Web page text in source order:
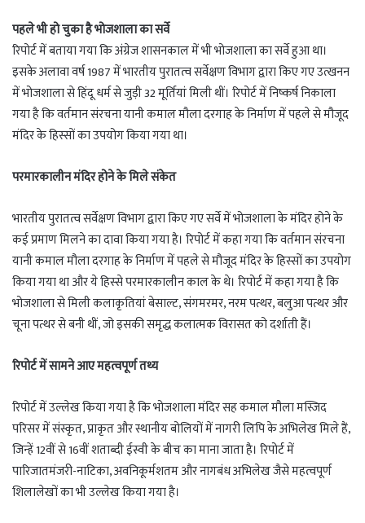
पहले भी हो चुका है भोजशाला का सर्वे
रिपोर्ट में बताया गया कि अंग्रेज शासनकाल में भी भोजशाला का सर्वे हुआ था।
इसके अलावा वर्ष 1987 में भारतीय पुरातत्व सर्वेक्षण विभाग द्वारा किए गए उत्खनन
में भोजशाला से हिंदू धर्म से जुड़ी 32 मूर्तियां मिली थीं। रिपोर्ट में निष्कर्ष निकाला
गया है कि वर्तमान संरचना यानी कमाल मौला दरगाह के निर्माण में पहले से मौजूद
मंदिर के हिस्सों का उपयोग किया गया था।
परमारकालीन मंदिर होने के मिले संकेत
भारतीय पुरातत्व सर्वेक्षण विभाग द्वारा किए गए सर्वे में भोजशाला के मंदिर होने के
कई प्रमाण मिलने का दावा किया गया है। रिपोर्ट में कहा गया कि वर्तमान संरचना
यानी कमाल मौला दरगाह के निर्माण में पहले से मौजूद मंदिर के हिस्सों का उपयोग
किया गया था और ये हिस्से परमारकालीन काल के थे। रिपोर्ट में कहा गया है कि
भोजशाला से मिली कलाकृतियां बेसाल्ट, संगमरमर, नरम पत्थर, बलुआ पत्थर और
चूना पत्थर से बनी थीं, जो इसकी समृद्ध कलात्मक विरासत को दर्शाती हैं।
रिपोर्ट में सामने आए महत्वपूर्ण तथ्य
रिपोर्ट में उल्लेख किया गया है कि भोजशाला मंदिर सह कमाल मौला मस्जिद
परिसर में संस्कृत, प्राकृत और स्थानीय बोलियों में नागरी लिपि के अभिलेख मिले हैं,
जिन्हें 12वीं से 16वीं शताब्दी ईस्वी के बीच का माना जाता है। रिपोर्ट में
पारिजातमंजरी-नाटिका, अवनिकूर्मशतम और नागबंध अभिलेख जैसे महत्वपूर्ण
शिलालेखों का भी उल्लेख किया गया है।